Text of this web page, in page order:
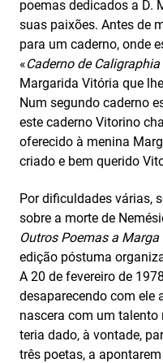
poemas dedicados a D.
suas paixões. Antes de
para um caderno, onde
«Caderno de Caligraphia
Margarida Vitória que
Num segundo caderno
este caderno Vitorino
oferecido à menina
criado e bem querido
Por dificuldades várias,
sobre a morte de
Outros Poemas a Marga
edição póstuma
A 20 de fevereiro de
desaparecendo com ele
nascera com um
teria dado, à vontade,
três poetas, a